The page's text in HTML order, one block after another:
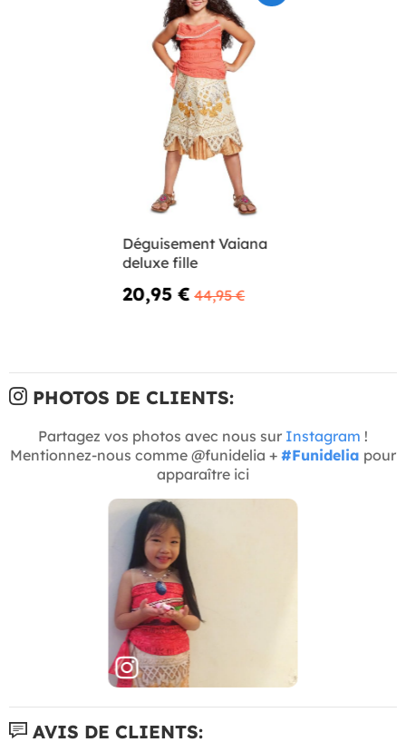
Déguisement Vaiana
deluxe fille
20,95 € 44,95 €
PHOTOS DE CLIENTS:
Partagez vos photos avec nous sur Instagram !
Mentionnez-nous comme @funidelia + #Funidelia pour
apparaître ici
AVIS DE CLIENTS: